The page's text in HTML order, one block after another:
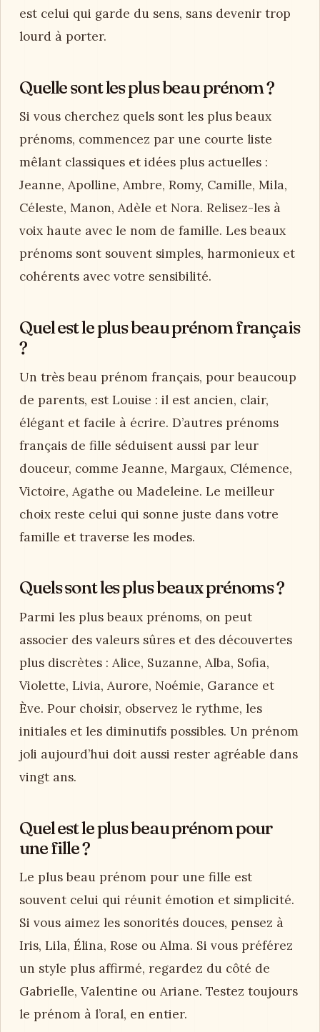
est celui qui garde du sens, sans devenir trop
lourd à porter.
Quelle sont les plus beau prénom ?
Si vous cherchez quels sont les plus beaux
prénoms, commencez par une courte liste
mêlant classiques et idées plus actuelles :
Jeanne, Apolline, Ambre, Romy, Camille, Mila,
Céleste, Manon, Adèle et Nora. Relisez-les à
voix haute avec le nom de famille. Les beaux
prénoms sont souvent simples, harmonieux et
cohérents avec votre sensibilité.
Quel est le plus beau prénom français
?
Un très beau prénom français, pour beaucoup
de parents, est Louise : il est ancien, clair,
élégant et facile à écrire. D’autres prénoms
français de fille séduisent aussi par leur
douceur, comme Jeanne, Margaux, Clémence,
Victoire, Agathe ou Madeleine. Le meilleur
choix reste celui qui sonne juste dans votre
famille et traverse les modes.
Quels sont les plus beaux prénoms ?
Parmi les plus beaux prénoms, on peut
associer des valeurs sûres et des découvertes
plus discrètes : Alice, Suzanne, Alba, Sofia,
Violette, Livia, Aurore, Noémie, Garance et
Ève. Pour choisir, observez le rythme, les
initiales et les diminutifs possibles. Un prénom
joli aujourd’hui doit aussi rester agréable dans
vingt ans.
Quel est le plus beau prénom pour
une fille ?
Le plus beau prénom pour une fille est
souvent celui qui réunit émotion et simplicité.
Si vous aimez les sonorités douces, pensez à
Iris, Lila, Élina, Rose ou Alma. Si vous préférez
un style plus affirmé, regardez du côté de
Gabrielle, Valentine ou Ariane. Testez toujours
le prénom à l’oral, en entier.